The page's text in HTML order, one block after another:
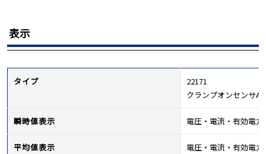
表示
タイプ
22171
クランプオンセンサ
瞬時値表示 電圧・電流・有効電
平均値表示
電圧・電流・有効電